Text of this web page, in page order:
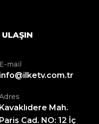
E-mail
info@ilketv.com.tr
Kavaklıdere Mah.
Paris Cad. NO: 12 İç